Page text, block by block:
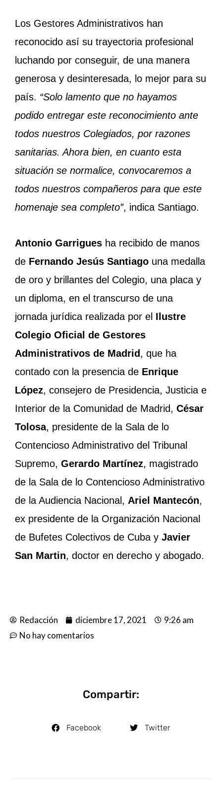
Los Gestores Administrativos han
reconocido así su trayectoria profesional
luchando por conseguir, de una manera
generosa y desinteresada, lo mejor para su
país. “Solo lamento que no hayamos
podido entregar este reconocimiento ante
todos nuestros Colegiados, por razones
sanitarias. Ahora bien, en cuanto esta
situación se normalice, convocaremos a
todos nuestros compañeros para que este
homenaje sea completo”, indica Santiago.
Antonio Garrigues ha recibido de manos
de Fernando Jesús Santiago una medalla
de oro y brillantes del Colegio, una placa y
un diploma, en el transcurso de una
jornada jurídica realizada por el Ilustre
Colegio Oficial de Gestores
Administrativos de Madrid, que ha
contado con la presencia de Enrique
López, consejero de Presidencia, Justicia e
Interior de la Comunidad de Madrid, César
Tolosa, presidente de la Sala de lo
Contencioso Administrativo del Tribunal
Supremo, Gerardo Martínez, magistrado
de la Sala de lo Contencioso Administrativo
de la Audiencia Nacional, Ariel Mantecón,
ex presidente de la Organización Nacional
de Bufetes Colectivos de Cuba y Javier
San Martin, doctor en derecho y abogado.
Redacción diciembre 17, 2021
9:26 am
No hay comentarios
Compartir:
Facebook Twitter